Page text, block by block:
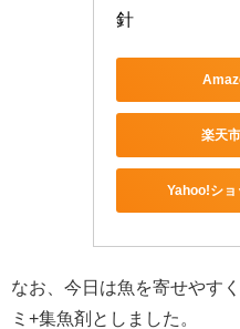
針
楽天
Yahoo!ショ
なお、今日は魚を寄せやす
ミ+集魚剤としました。